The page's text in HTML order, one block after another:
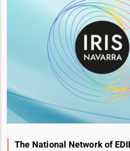
The National Network of